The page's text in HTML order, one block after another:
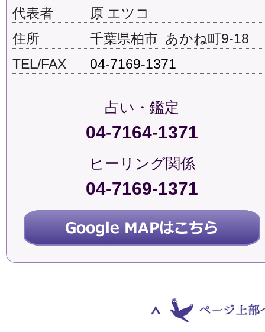
代表者
原 エツコ
住所
千葉県柏市 あかね町9-18
TEL/FAX
04-7169-1371
占い・鑑定
04-7164-1371
ヒーリング関係
04-7169-1371